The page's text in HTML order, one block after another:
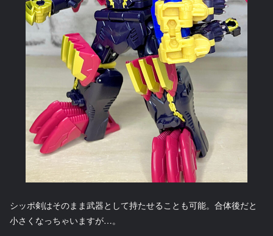
シッポ剣はそのまま武器として持たせることも可能。合体後だと
小さくなっちゃいますが…。